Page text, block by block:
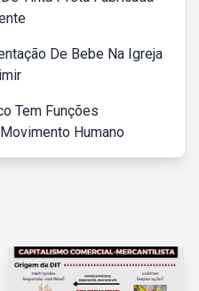
De Bebe Na Igreja
Tem Funções
Humano